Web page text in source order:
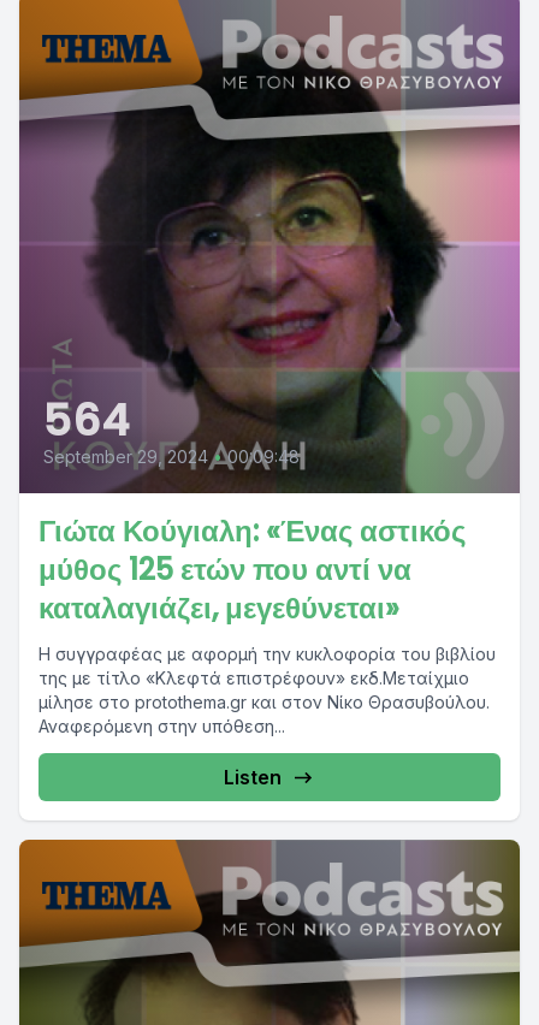
564
September 29, 2024 • 00:09:48
Γιώτα Κούγιαλη: «Ένας αστικός
μύθος 125 ετών που αντί να
καταλαγιάζει, μεγεθύνεται»
Η συγγραφέας με αφορμή την κυκλοφορία του βιβλίου
της με τίτλο «Κλεφτά επιστρέφουν» εκδ.Μεταίχμιο
μίλησε στο protothema.gr και στον Νίκο Θρασυβούλου.
Αναφερόμενη στην υπόθεση...
Listen